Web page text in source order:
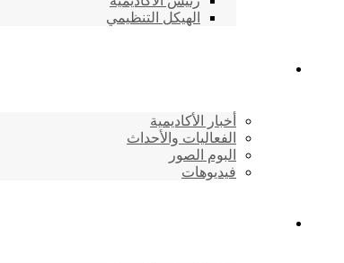
الهيكل التنظيمي
أخبار الأكاديمية
الفعاليات والأحداث
البوم الصور
فيديوهات